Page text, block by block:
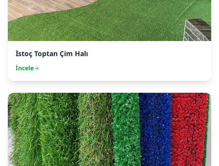
İstoç Toptan Çim Halı
İncele